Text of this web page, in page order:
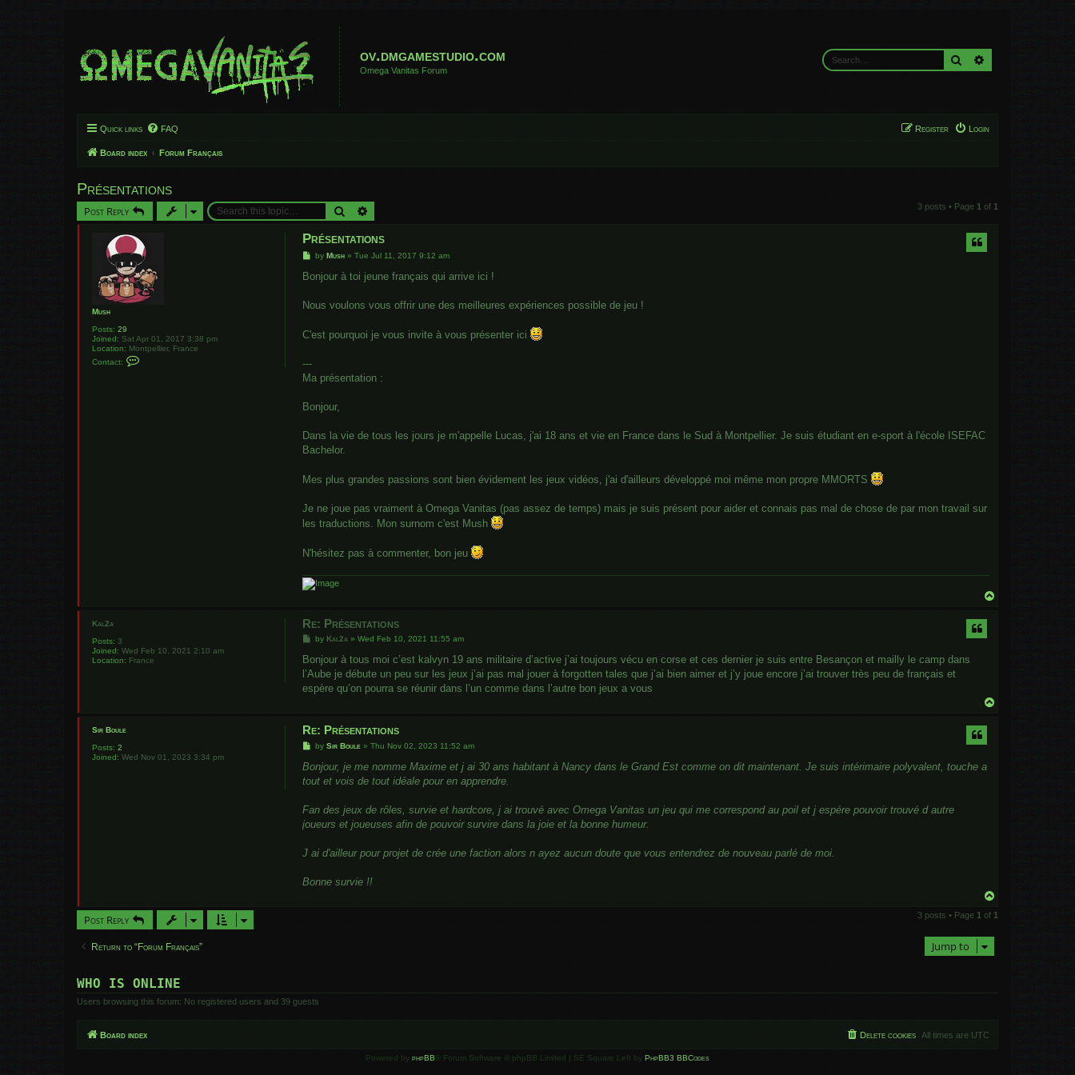
ov.dmgamestudio.com
Omega Vanitas Forum
Search
Quick links FAQ Login
Register
Board index Forum Français
Présentations
Post Reply Search 3 posts • Page 1 of 1
Mush
Posts: 29
Joined: Sat Apr 01, 2017 3:38 pm
Location: Montpellier, France
Contact:
Présentations
P
s
byMush »Tue Jul 11, 2017 9:12 am
Bonjour à toi jeune français qui arrive ici !
Nous voulons vous offrir une des meilleures expériences possible de jeu !
C'est pourquoi je vous invite à vous présenter ici
---
Ma présentation :
Bonjour,
Dans la vie de tous les jours je m'appelle Lucas, j'ai 18 ans et vie en France dans le Sud à Montpellier. Je suis étudiant en e-sport à l'école ISEFAC
Bachelor.
Mes plus grandes passions sont bien évidement les jeux vidéos, j'ai d'ailleurs développé moi même mon propre MMORTS
Je ne joue pas vraiment à Omega Vanitas (pas assez de temps) mais je suis présent pour aider et connais pas mal de chose de par mon travail sur
les traductions. Mon surnom c'est Mush
N'hésitez pas à commenter, bon jeu
Kal2a
Posts: 3
Joined: Wed Feb 10, 2021 2:10 am
Location: France
Re: Présentations
P
s
by Kal2a »Wed Feb 10, 2021 11:55 am
Bonjour à tous moi c’est kalvyn 19 ans militaire d’active j’ai toujours vécu en corse et ces dernier je suis entre Besançon et mailly le camp dans
l’Aube je débute un peu sur les jeux j’ai pas mal jouer à forgotten tales que j’ai bien aimer et j’y joue encore j’ai trouver très peu de français et
espère qu’on pourra se réunir dans l’un comme dans l’autre bon jeux a vous
Sir Boule
Posts: 2
Joined: Wed Nov 01, 2023 3:34 pm
Re: Présentations
P
s
bySir Boule »Thu Nov 02, 2023 11:52 am
Bonjour, je me nomme Maxime et j ai 30 ans habitant à Nancy dans le Grand Est comme on dit maintenant. Je suis intérimaire polyvalent, touche a
tout et vois de tout idéale pour en apprendre.
Fan des jeux de rôles, survie et hardcore, j ai trouvé avec Omega Vanitas un jeu qui me correspond au poil et j espére pouvoir trouvé d autre
joueurs et joueuses afin de pouvoir survire dans la joie et la bonne humeur.
J ai d'ailleur pour projet de crée une faction alors n ayez aucun doute que vous entendrez de nouveau parlé de moi.
Bonne survie !!
p
Post Reply 3 posts • Page 1 of 1
Return to “Forum Français” Jump to
WHO IS ONLINE
Users browsing this forum: No registered users and 39 guests
Board index All times are UTC
Delete cookies
Powered by phpBB ® Forum Software © phpBB Limited | SE Square Left by PhpBB3 BBCodes